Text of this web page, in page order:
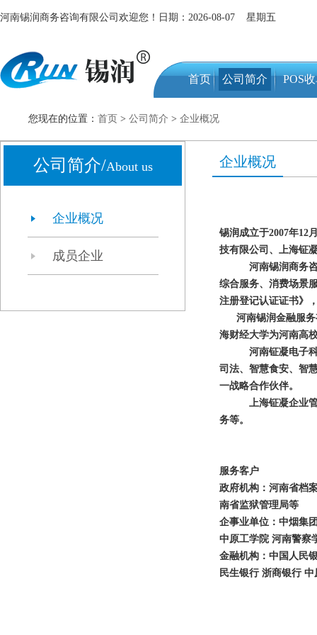
河南锡润商务咨询有限公司欢迎您！日期：2026-08-07 星期五
首页 公司简介 POS
您现在的位置： 首页 > 公司简介 > 企业概况
公司简介/About us
企业概况
成员企业
企业概况
锡润成立于2007年12
技有限公司、上海钲
河南锡润商务
综合服务、消费场景
注册登记认证证书》
河南锡润金融服务
海财经大学为河南高
河南钲凝电子
司法、智慧食安、智
一战略合作伙伴。
上海钲凝企业
务等。
服务客户
政府机构：河南省档
南省监狱管理局等
企事业单位：中烟集
中原工学院 河南警察
金融机构： 中国人民
民生银行 浙商银行